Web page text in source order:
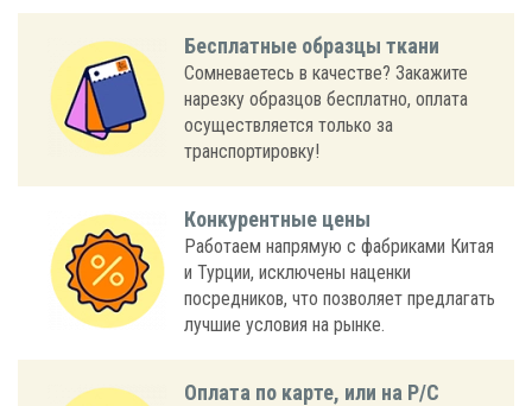
Бесплатные образцы ткани
Сомневаетесь в качестве? Закажите
нарезку образцов бесплатно, оплата
осуществляется только за
транспортировку!
Конкурентные цены
Работаем напрямую с фабриками Китая
и Турции, исключены наценки
посредников, что позволяет предлагать
лучшие условия на рынке.
Оплата по карте, или на Р/С